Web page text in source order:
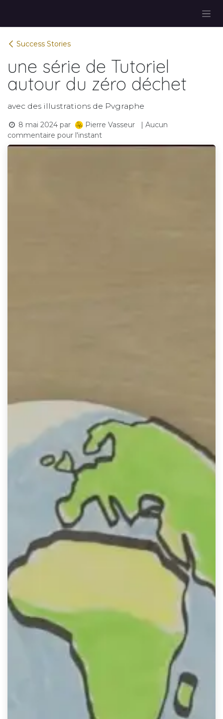
Success Stories
une série de Tutoriel
autour du zéro déchet
avec des illustrations de Pvgraphe
8 mai 2024 par Pierre Vasseur
| Aucun
commentaire pour l'instant